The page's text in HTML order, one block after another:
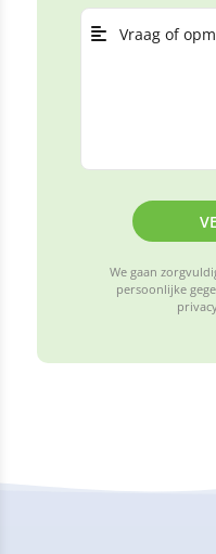
We gaan
persoonlijke